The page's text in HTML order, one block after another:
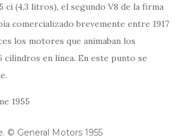
ci (4,3 litros), el segundo V8 de la firma
comercializado brevemente entre 1917
los motores que animaban los
cilindros en línea. En este punto se
© General Motors 1955